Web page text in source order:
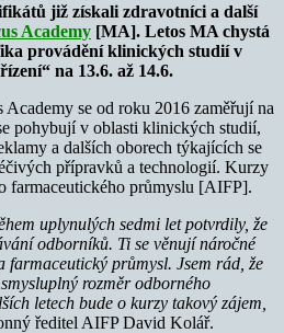
již získali zdravotníci a další
Academy [MA]. Letos MA chystá
provádění klinických studií v
na 13.6. až 14.6.
se od roku 2016 zaměřují na
pohybují v oblasti klinických studií,
a dalších oborech týkajících se
přípravků a technologií. Kurzy
farmaceutického průmyslu [AIFP].
uplynulých sedmi let potvrdily, že
odborníků. Ti se věnují náročné
farmaceutický průmysl. Jsem rád, že
rozměr odborného
letech bude o kurzy takový zájem,
ředitel AIFP David Kolář.